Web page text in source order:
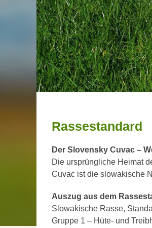
Rassestandard
Der Slovensky Cuvac –
Die ursprüngliche Heimat
Cuvac ist die slowakische
Auszug aus dem
Slowakische Rasse,
Gruppe 1 – Hüte- und